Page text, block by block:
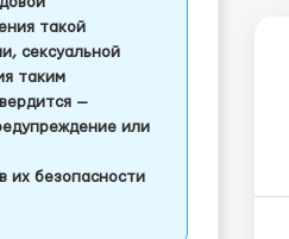
такой
сексуальной
таким
—
или
их безопасности